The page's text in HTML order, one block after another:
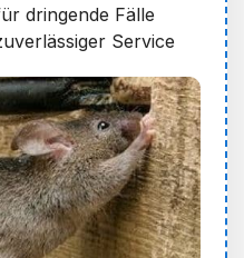
dringende Fälle
Service